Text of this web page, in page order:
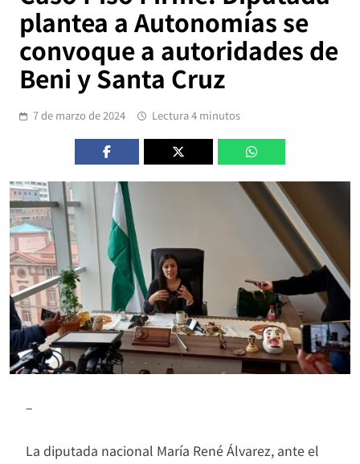
plantea a Autonomías se
convoque a autoridades de
Beni y Santa Cruz
7 de marzo de 2024 Lectura 4 minutos
–
La diputada nacional María René Álvarez, ante el